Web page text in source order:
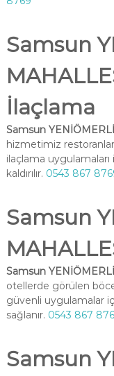
Samsun
İlaçlama
Samsun
hizmetimiz
ilaçlama uygulamaları
kaldırılır. 0543 867
Samsun
Samsun
otellerde görülen
güvenli uygulamalar
sağlanır. 0543 867
Samsun